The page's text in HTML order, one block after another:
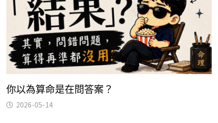
你以為算命是在問答案？
2026-05-14